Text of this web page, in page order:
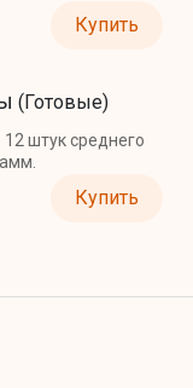
Купить
(Готовые)
штук среднего
Купить